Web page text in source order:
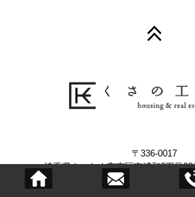
〒336-0017
埼玉県さいたま市南区南浦和2丁目